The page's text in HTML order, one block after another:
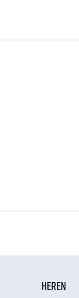
HEREN